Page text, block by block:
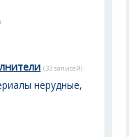
(33 записей)
нерудные,